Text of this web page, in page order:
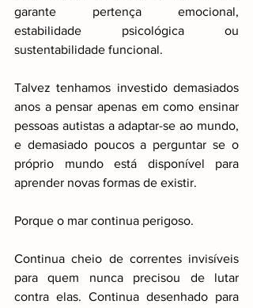
garante pertença emocional,
estabilidade psicológica ou
sustentabilidade funcional.
Talvez tenhamos investido demasiados
anos a pensar apenas em como ensinar
pessoas autistas a adaptar-se ao mundo,
e demasiado poucos a perguntar se o
próprio mundo está disponível para
aprender novas formas de existir.
Porque o mar continua perigoso.
Continua cheio de correntes invisíveis
para quem nunca precisou de lutar
contra elas. Continua desenhado para